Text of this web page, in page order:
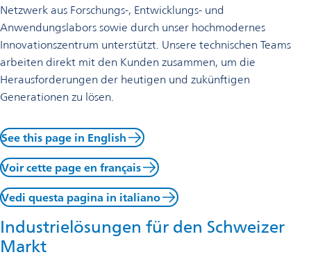
Netzwerk aus Forschungs-, Entwicklungs- und
Anwendungslabors sowie durch unser hochmodernes
Innovationszentrum unterstützt. Unsere technischen Teams
arbeiten direkt mit den Kunden zusammen, um die
Herausforderungen der heutigen und zukünftigen
Generationen zu lösen.
See this page in English
Voir cette page en français
Vedi questa pagina in italiano
Industrielösungen für den Schweizer
Markt